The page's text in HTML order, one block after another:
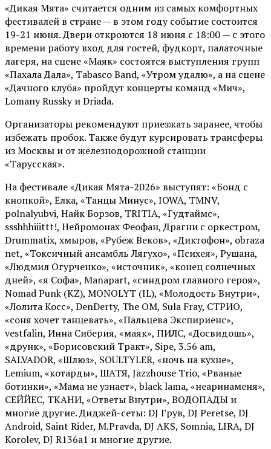
«Дикая Мята» считается одним из самых комфортных
фестивалей в стране — в этом году событие состоится
19-21 июня. Двери откроются 18 июня с 18:00 — с этого
времени работу вход для гостей, фудкорт, палаточные
лагеря, на сцене «Маяк» состоятся выступления групп
«Пахала Дала», Tabasco Band, «Утром удалю», а на сцене
«Дачного клуба» пройдут концерты команд «Мич»,
Lomany Russky и Driada.
Организаторы рекомендуют приезжать заранее, чтобы
избежать пробок. Также будут курсировать трансферы
из Москвы и от железнодорожной станции
«Тарусская».
На фестивале «Дикая Мята-2026» выступят: «Бонд с
кнопкой», Ёлка, «Танцы Минус», IOWA, TMNV,
polnalyubvi, Найк Борзов, TRITIA, «Гудтаймс»,
ssshhhiiittt!, Нейромонах Феофан, Драгни с оркестром,
Drummatix, хмыров, «Рубеж Веков», «Диктофон», obraza
net, «Токсичный ансамбль Лягухо», «Психея», Рушана,
«Людмил Огурченко», «источник», «конец солнечных
дней», «я Софа», Manapart, «синдром главного героя»,
Nomad Punk (KZ), MONOLYT (IL), «Молодость Внутри»,
«Лолита Косс», DenDerty, The OM, Sula Fray, СТРИО,
«соня хочет танцевать», «Пальцева Экспириенс»,
vestfalin, Инна Сиберия, «маяк», ПИЛС, «Досвидошь»,
«друнк», «Борисовский Тракт», Sipe, 3.56 am,
SALVADOR, «Шлюз», SOULTYLER, «ночь на кухне»,
Lemium, «котарды», ШАТЯ, Jazzhouse Trio, «Рваные
ботинки», «Мама не узнает», black lama, «неаринаменя»,
СЕЙЙЕС, ТКАНИ, «Ответы Внутри», ВОДОПАДЫ и
многие другие. Диджей-сеты: DJ Грув, DJ Peretse, DJ
Android, Saint Rider, М.Pravda, DJ AKS, Somnia, LIRA, DJ
Korolev, DJ R136a1 и многие другие.